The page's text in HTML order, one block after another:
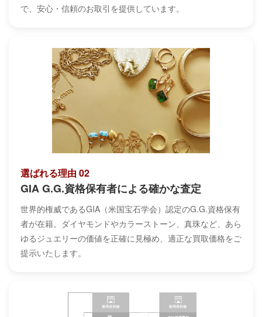
で、安心・信頼のお取引を提供しています。
選ばれる理由 02
GIA G.G.資格保有者による確かな査定
世界的権威であるGIA（米国宝石学会）認定のG.G.資格保有
者が在籍。ダイヤモンドやカラーストーン、真珠など、あら
ゆるジュエリーの価値を正確に見極め、適正な買取価格をご
提示いたします。